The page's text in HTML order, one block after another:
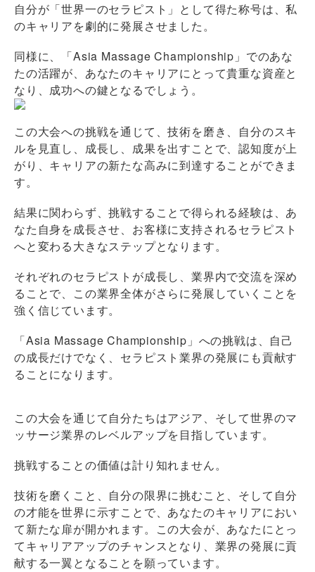
自分が「世界一のセラピスト」として得た称号は、私
のキャリアを劇的に発展させました。
同様に、「Asia Massage Championship」でのあな
たの活躍が、あなたのキャリアにとって貴重な資産と
なり、成功への鍵となるでしょう。
この大会への挑戦を通じて、技術を磨き、自分のスキ
ルを見直し、成長し、成果を出すことで、認知度が上
がり、キャリアの新たな高みに到達することができま
す。
結果に関わらず、挑戦することで得られる経験は、あ
なた自身を成長させ、お客様に支持されるセラピスト
へと変わる大きなステップとなります。
それぞれのセラピストが成長し、業界内で交流を深め
ることで、この業界全体がさらに発展していくことを
強く信じています。
「Asia Massage Championship」への挑戦は、自己
の成長だけでなく、セラピスト業界の発展にも貢献す
ることになります。
この大会を通じて自分たちはアジア、そして世界のマ
ッサージ業界のレベルアップを目指しています。
挑戦することの価値は計り知れません。
技術を磨くこと、自分の限界に挑むこと、そして自分
の才能を世界に示すことで、あなたのキャリアにおい
て新たな扉が開かれます。この大会が、あなたにとっ
てキャリアアップのチャンスとなり、業界の発展に貢
献する一翼となることを願っています。